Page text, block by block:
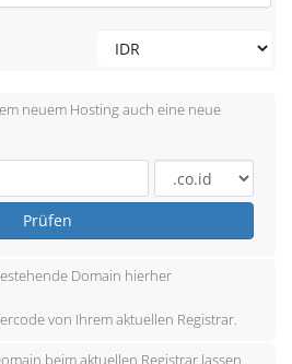
neuem Hosting auch eine neue
Prüfen
Domain hierher
von Ihrem aktuellen Registrar.